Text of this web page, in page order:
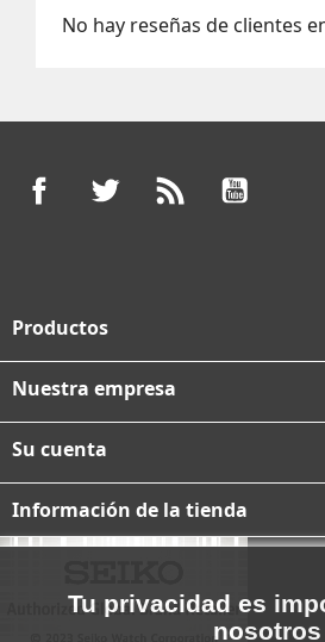
No hay reseñas de clientes
FacebookTwitter
Productos
Nuestra empresa
Su cuenta
Información de la tienda
Tu privacidad es
nosotros